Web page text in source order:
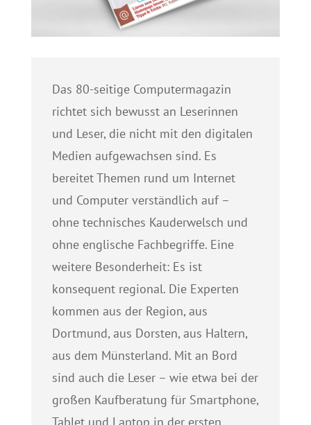
Das 80-seitige Computermagazin
richtet sich bewusst an Leserinnen
und Leser, die nicht mit den digitalen
Medien aufgewachsen sind. Es
bereitet Themen rund um Internet
und Computer verständlich auf –
ohne technisches Kauderwelsch und
ohne englische Fachbegriffe. Eine
weitere Besonderheit: Es ist
konsequent regional. Die Experten
kommen aus der Region, aus
Dortmund, aus Dorsten, aus Haltern,
aus dem Münsterland. Mit an Bord
sind auch die Leser – wie etwa bei der
großen Kaufberatung für Smartphone,